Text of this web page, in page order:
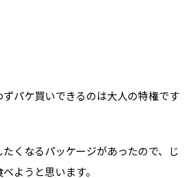
パケ買いできるのは大人の特権です
くなるパッケージがあったので、じ
ようと思います。